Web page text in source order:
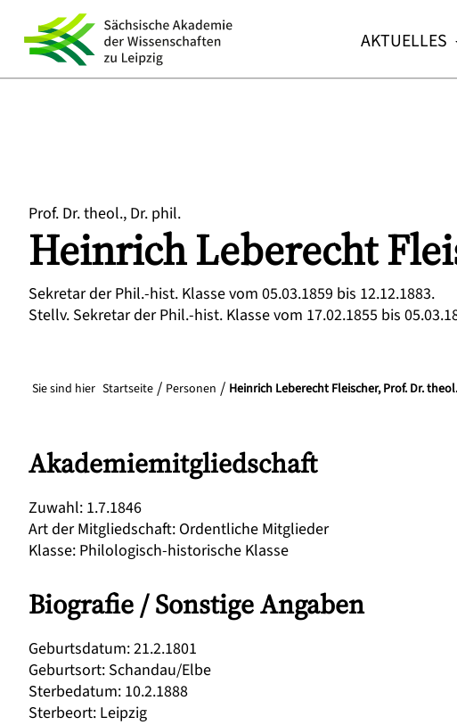
AKTUELLES
Prof. Dr. theol., Dr. phil.
Heinrich Leberecht
Sekretar der Phil.-hist. Klasse vom 05.03.1859 bis 12.12.1883.
Stellv. Sekretar der Phil.-hist. Klasse vom 17.02.1855 bis
Sie sind hier Startseite Personen Heinrich Leberecht Fleischer, Prof. Dr.
Akademiemitgliedschaft
Zuwahl: 1.7.1846
Art der Mitgliedschaft: Ordentliche Mitglieder
Klasse: Philologisch-historische Klasse
Biografie / Sonstige Angaben
Geburtsdatum:21.2.1801
Geburtsort: Schandau/Elbe
Sterbedatum: 10.2.1888
Sterbeort: Leipzig